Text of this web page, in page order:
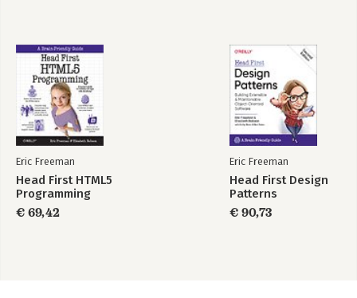
Eric Freeman
Head First HTML5
Programming
€ 69,42
Eric Freeman
Head First Design
Patterns
€ 90,73